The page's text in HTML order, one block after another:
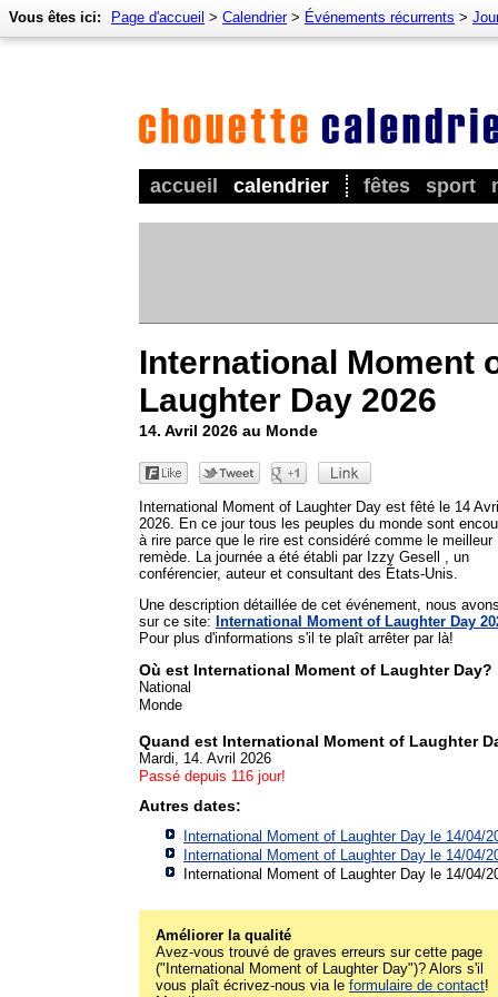
accueil calendrier fêtes sport
Vous êtes ici: Page d'accueil > Calendrier> Événements récurrents >
International Moment
Laughter Day 2026
14. Avril 2026 au Monde
International Moment of Laughter Day est fêté le 14
2026. En ce jour tous les peuples du monde sont
à rire parce que le rire est considéré comme le meilleur
remède. La journée a été établi par Izzy Gesell , un
conférencier, auteur et consultant des États-Unis.
Une description détaillée de cet événement, nous
sur ce site: International Moment of Laughter Day
Pour plus d'informations s'il te plaît arrêter par là!
Où est International Moment of Laughter Day?
National
Monde
Quand est International Moment of Laughter
Mardi, 14. Avril 2026
Passé depuis 116 jour!
Autres dates:
International Moment of Laughter Day le 14/04/
International Moment of Laughter Day le 14/04/
International Moment of Laughter Day le 14/04/
Améliorer la qualité
Avez-vous trouvé de graves erreurs sur cette page
("International Moment of Laughter Day")? Alors s'il
vous plaît écrivez-nous via le formulaire de contact!